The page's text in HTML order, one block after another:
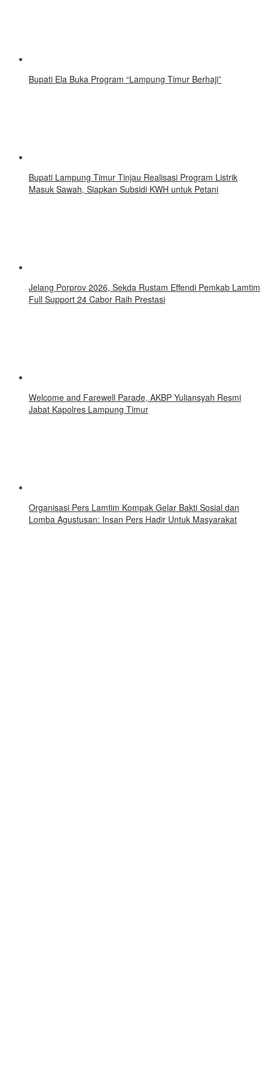
Bupati Ela Buka Program “Lampung Timur Berhaji”
Bupati Lampung Timur Tinjau Realisasi Program Listrik
Masuk Sawah, Siapkan Subsidi KWH untuk Petani
Jelang Porprov 2026, Sekda Rustam Effendi Pemkab Lamtim
Full Support 24 Cabor Raih Prestasi
Welcome and Farewell Parade, AKBP Yuliansyah Resmi
Jabat Kapolres Lampung Timur
Organisasi Pers Lamtim Kompak Gelar Bakti Sosial dan
Lomba Agustusan: Insan Pers Hadir Untuk Masyarakat